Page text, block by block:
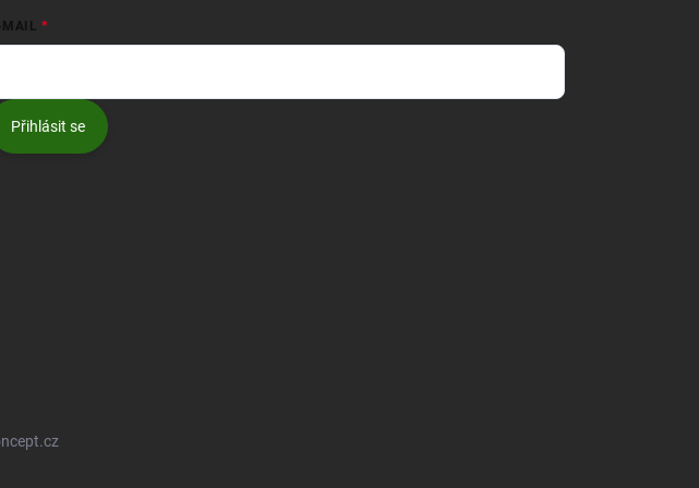
MAIL
Přihlásit se